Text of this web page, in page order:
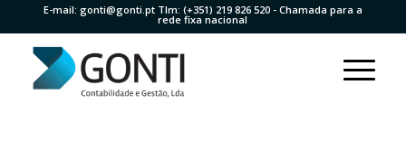
E-mail: gonti@gonti.ptTlm: (+351) 219 826 520- Chamada para a
rede fixa nacional